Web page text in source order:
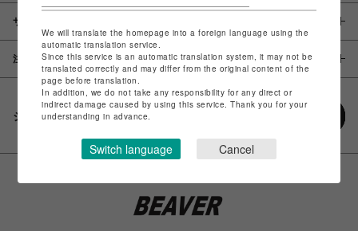
サイズ
注意事項
シェアする
We will translate the homepage into a foreign language using the
automatic translation service.
Since this service is an automatic translation system, it may not be
translated correctly and may differ from the original content of the
page before translation.
In addition, we do not take any responsibility for any direct or
indirect damage caused by using this service. Thank you for your
understanding in advance.
Switch language Cancel